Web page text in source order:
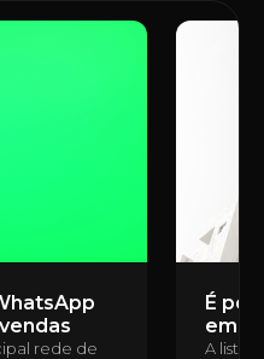
rede de
É
em
A lista